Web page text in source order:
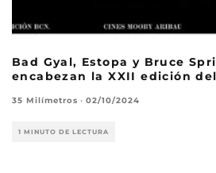
Bad Gyal, Estopa y Bruce
encabezan la XXII edición
35 Milímetros · 02/10/2024
1 MINUTO DE LECTURA